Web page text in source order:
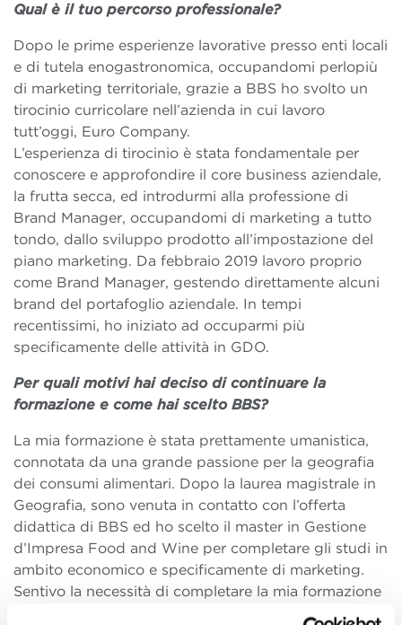
Qual è il tuo percorso professionale?
Dopo le prime esperienze lavorative presso enti locali
e di tutela enogastronomica, occupandomi perlopiù
di marketing territoriale, grazie a BBS ho svolto un
tirocinio curricolare nell’azienda in cui lavoro
tutt’oggi, Euro Company.
L’esperienza di tirocinio è stata fondamentale per
conoscere e approfondire il core business aziendale,
la frutta secca, ed introdurmi alla professione di
Brand Manager, occupandomi di marketing a tutto
tondo, dallo sviluppo prodotto all’impostazione del
piano marketing. Da febbraio 2019 lavoro proprio
come Brand Manager, gestendo direttamente alcuni
brand del portafoglio aziendale. In tempi
recentissimi, ho iniziato ad occuparmi più
specificamente delle attività in GDO.
Per quali motivi hai deciso di continuare la
formazione e come hai scelto BBS?
La mia formazione è stata prettamente umanistica,
connotata da una grande passione per la geografia
dei consumi alimentari. Dopo la laurea magistrale in
Geografia, sono venuta in contatto con l’offerta
didattica di BBS ed ho scelto il master in Gestione
d’Impresa Food and Wine per completare gli studi in
ambito economico e specificamente di marketing.
Sentivo la necessità di completare la mia formazione
per poter svolgere il lavoro che desideravo al meglio